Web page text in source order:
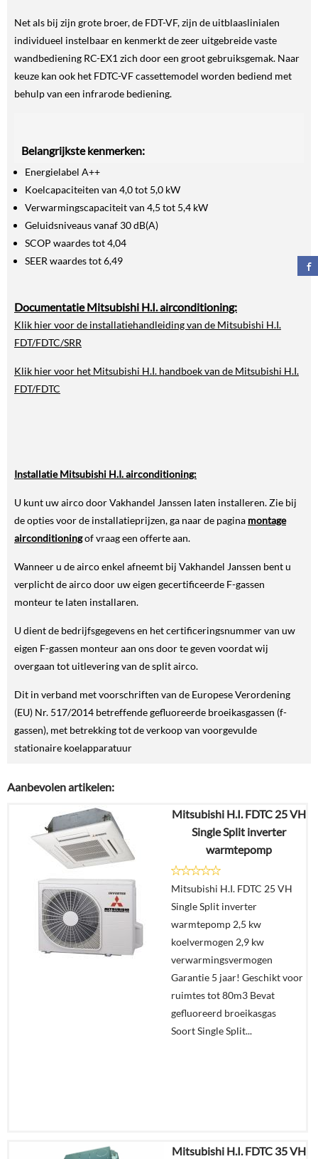
Net als bij zijn grote broer, de FDT-VF, zijn de uitblaaslinialen
individueel instelbaar en kenmerkt de zeer uitgebreide vaste
wandbediening RC-EX1 zich door een groot gebruiksgemak. Naar
keuze kan ook het FDTC-VF cassettemodel worden bediend met
behulp van een infrarode bediening.
Belangrijkste kenmerken:
Energielabel A++
Koelcapaciteiten van 4,0 tot 5,0 kW
Verwarmingscapaciteit van 4,5 tot 5,4 kW
Geluidsniveaus vanaf 30 dB(A)
SCOP waardes tot 4,04
SEER waardes tot 6,49
Documentatie Mitsubishi H.I. airconditioning:
Klik hier voor de installatiehandleiding van de Mitsubishi H.I.
FDT/FDTC/SRR
Klik hier voor het Mitsubishi H.I. handboek van de Mitsubishi H.I.
FDT/FDTC
Installatie Mitsubishi H.I. airconditioning:
U kunt uw airco door Vakhandel Janssen laten installeren. Zie bij
de opties voor de installatieprijzen, ga naar de pagina montage
airconditioningof vraag een offerte aan.
Wanneer u de airco enkel afneemt bij Vakhandel Janssen bent u
verplicht de airco door uw eigen gecertificeerde F-gassen
monteur te laten installaren.
U dient de bedrijfsgegevens en het certificeringsnummer van uw
eigen F-gassen monteur aan ons door te geven voordat wij
overgaan tot uitlevering van de split airco.
Dit in verband met voorschriften van de Europese Verordening
(EU) Nr. 517/2014 betreffende gefluoreerde broeikasgassen (f-
gassen), met betrekking tot de verkoop van voorgevulde
stationaire koelapparatuur
Aanbevolen artikelen:
Mitsubishi H.I. FDTC 25 VH
Single Split inverter
warmtepomp
Mitsubishi H.I. FDTC 25 VH
Single Split inverter
warmtepomp 2,5 kw
koelvermogen 2,9 kw
verwarmingsvermogen
Garantie 5 jaar! Geschikt voor
ruimtes tot 80m3 Bevat
gefluoreerd broeikasgas
Soort Single Split...
€3.472,70
Mitsubishi H.I. FDTC 35 VH